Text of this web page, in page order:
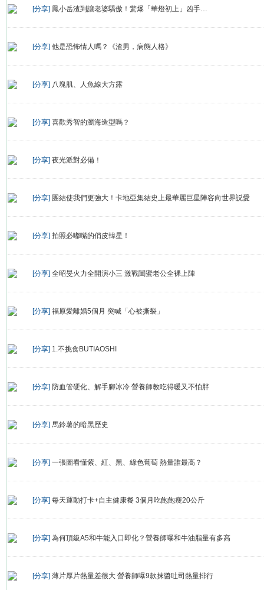
[分享] 鳳小岳渣到讓老婆驕傲！驚爆「華燈初上」凶手…
[分享] 他是恐怖情人嗎？《渣男，病態人格》
[分享] 八塊肌、人魚線大方露
[分享] 喜歡秀智的瀏海造型嗎？
[分享] 夜光派對必備！
[分享] 團結使我們更強大！卡地亞集結史上最華麗巨星陣容向世界説愛
[分享] 拍照必嘟嘴的俏皮韓星！
[分享] 全昭旻火力全開演小三 激戰閨蜜老公全裸上陣
[分享] 福原愛離婚5個月 突喊「心被撕裂」
[分享] 1.不挑食BUTIAOSHI
[分享] 防血管硬化、解手腳冰冷 營養師教吃得暖又不怕胖
[分享] 馬鈴薯的暗黑歷史
[分享] 一張圖看懂紫、紅、黑、綠色葡萄 熱量誰最高？
[分享] 每天運動打卡+自主健康餐 3個月吃飽飽瘦20公斤
[分享] 為何頂級A5和牛能入口即化？營養師曝和牛油脂量有多高
[分享] 薄片厚片熱量差很大 營養師曝9款抹醬吐司熱量排行